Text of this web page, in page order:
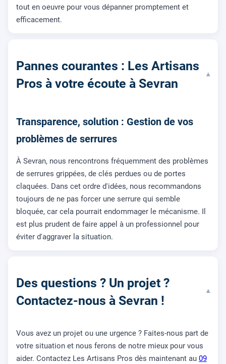
tout en oeuvre pour vous dépanner promptement et
efficacement.
Pannes courantes : Les Artisans
Pros à votre écoute à Sevran
▾
Transparence, solution : Gestion de vos
problèmes de serrures
À Sevran, nous rencontrons fréquemment des problèmes
de serrures grippées, de clés perdues ou de portes
claquées. Dans cet ordre d'idées, nous recommandons
toujours de ne pas forcer une serrure qui semble
bloquée, car cela pourrait endommager le mécanisme. Il
est plus prudent de faire appel à un professionnel pour
éviter d'aggraver la situation.
Des questions ? Un projet ?
Contactez-nous à Sevran !
▾
Vous avez un projet ou une urgence ? Faites-nous part de
votre situation et nous ferons de notre mieux pour vous
aider. Contactez Les Artisans Pros dès maintenant au 09